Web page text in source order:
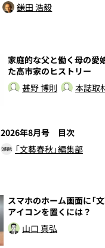
鎌田 浩毅
家庭的な父と働く母の
た高市家のヒストリー
甚野 博則
本誌取
2026年8月号 目次
「文藝春秋」編集部
スマホのホーム画面に「
アイコンを置くには？
山口 真弘